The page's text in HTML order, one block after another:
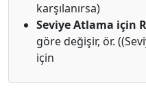
karşılanırsa)
Seviye Atlama için
göre değişir, ör.
için